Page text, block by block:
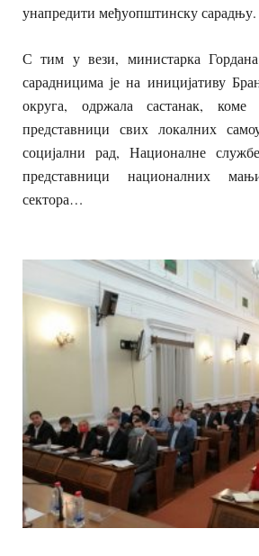
унапредити међуопштинску сарадњу.
С тим у вези, министарка
сарадницима је на иницијативу
округа, одржала састанак, коме
представници свих локалних
социјални рад, Националне
представници националних
сектора…